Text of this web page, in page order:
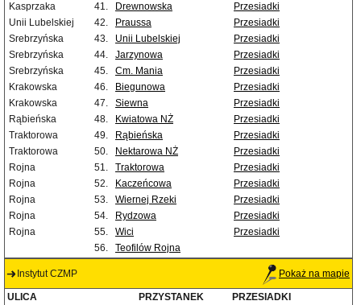
Kasprzaka
41. Drewnowska
Przesiadki
Unii Lubelskiej
42. Praussa
Przesiadki
Srebrzyńska
43. Unii Lubelskiej
Przesiadki
Srebrzyńska
44. Jarzynowa
Przesiadki
Srebrzyńska
45. Cm. Mania
Przesiadki
Krakowska
46. Biegunowa
Przesiadki
Krakowska
47. Siewna
Przesiadki
Rąbieńska
48. Kwiatowa NŻ
Przesiadki
Traktorowa
49. Rąbieńska
Przesiadki
Traktorowa
50. Nektarowa NŻ
Przesiadki
Rojna
51. Traktorowa
Przesiadki
Rojna
52. Kaczeńcowa
Przesiadki
Rojna
53. Wiernej Rzeki
Przesiadki
Rojna
54. Rydzowa
Przesiadki
Rojna
55. Wici
Przesiadki
56.
Teofilów Rojna
Instytut CZMP Pokaż na mapie
ULICA PRZYSTANEK
PRZESIADKI